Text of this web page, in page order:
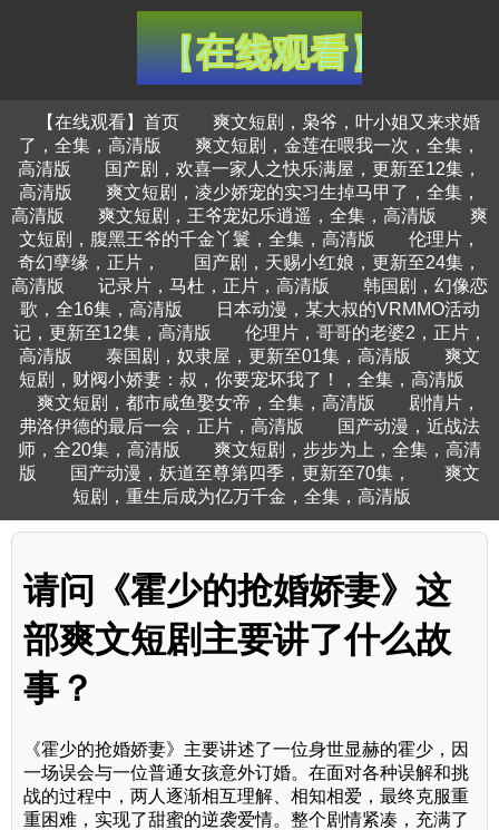
【在线观看】首页
爽文短剧，枭爷，叶小姐又来求婚
了，全集，高清版
爽文短剧，金莲在喂我一次，全集，
高清版
国产剧，欢喜一家人之快乐满屋，更新至12集，
高清版
爽文短剧，凌少娇宠的实习生掉马甲了，全集，
高清版
爽文短剧，王爷宠妃乐逍遥，全集，高清版
爽
文短剧，腹黑王爷的千金丫鬟，全集，高清版
伦理片，
奇幻孽缘，正片，
国产剧，天赐小红娘，更新至24集，
高清版
记录片，马杜，正片，高清版
韩国剧，幻像恋
歌，全16集，高清版
日本动漫，某大叔的VRMMO活动
记，更新至12集，高清版
伦理片，哥哥的老婆2，正片，
高清版
泰国剧，奴隶屋，更新至01集，高清版
爽文
短剧，财阀小娇妻：叔，你要宠坏我了！，全集，高清版
爽文短剧，都市咸鱼娶女帝，全集，高清版
剧情片，
弗洛伊德的最后一会，正片，高清版
国产动漫，近战法
师，全20集，高清版
爽文短剧，步步为上，全集，高清
版
国产动漫，妖道至尊第四季，更新至70集，
爽文
短剧，重生后成为亿万千金，全集，高清版
请问《霍少的抢婚娇妻》这
部爽文短剧主要讲了什么故
事？
《霍少的抢婚娇妻》主要讲述了一位身世显赫的霍少，因
一场误会与一位普通女孩意外订婚。在面对各种误解和挑
战的过程中，两人逐渐相互理解、相知相爱，最终克服重
重困难，实现了甜蜜的逆袭爱情。整个剧情紧凑，充满了